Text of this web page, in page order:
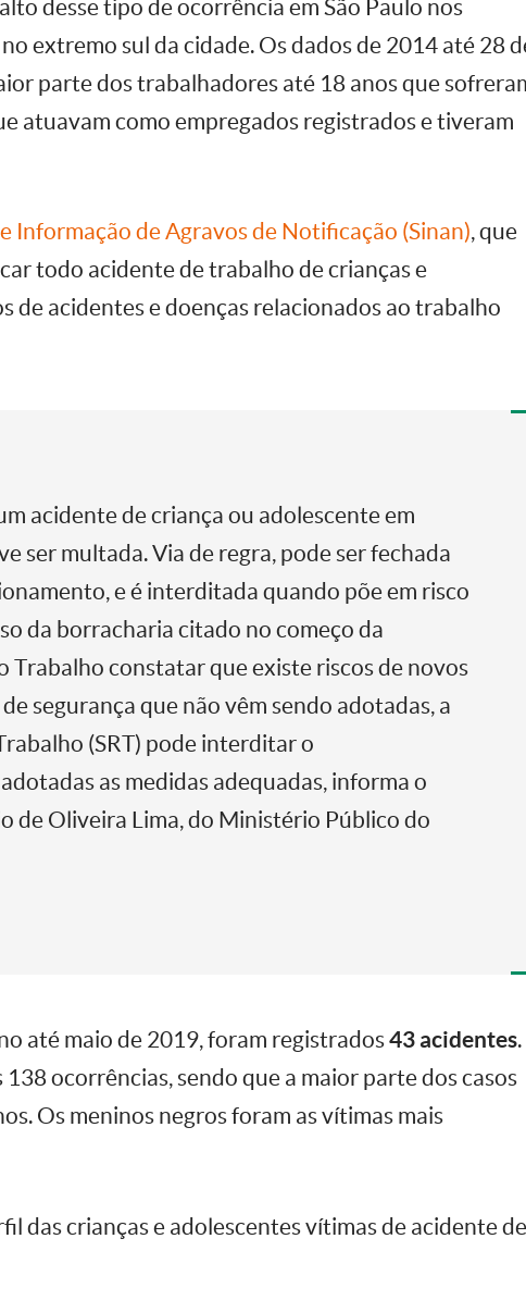
desse tipo de ocorrência em São Paulo nos
, no extremo sul da cidade. Os dados de 2014 até 28
parte dos trabalhadores até 18 anos que
atuavam como empregados registrados e tiveram
Informação de Agravos de Notificação (Sinan), que
todo acidente de trabalho de crianças e
de acidentes e doenças relacionados ao trabalho
acidente de criança ou adolescente em
ser multada. Via de regra, pode ser fechada
e é interditada quando põe em risco
da borracharia citado no começo da
Trabalho constatar que existe riscos de novos
segurança que não vêm sendo adotadas, a
(SRT) pode interditar o
as medidas adequadas, informa o
de Oliveira Lima, do Ministério Público do
até maio de 2019, foram registrados43 acidentes.
ocorrências, sendo que a maior parte dos casos
Os meninos negros foram as vítimas mais
das crianças e adolescentes vítimas de acidente de